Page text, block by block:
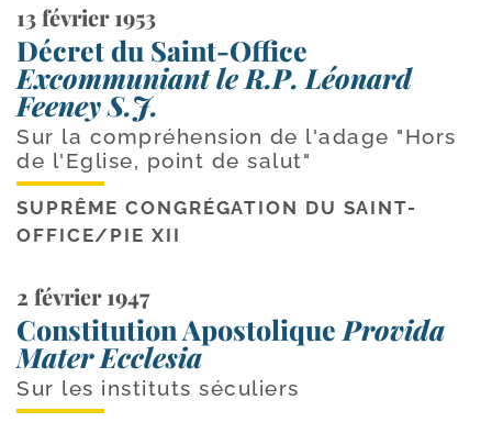
13 février 1953
Décret du Saint-Office
Excommuniant le R.P. Léonard
Feeney S.J.
Sur la compréhension de l'adage "Hors
de l'Eglise, point de salut"
SUPRÊME CONGRÉGATION DU SAINT-
OFFICE/ PIE XII
2 février 1947
Constitution Apostolique Provida
Mater Ecclesia
Sur les instituts séculiers